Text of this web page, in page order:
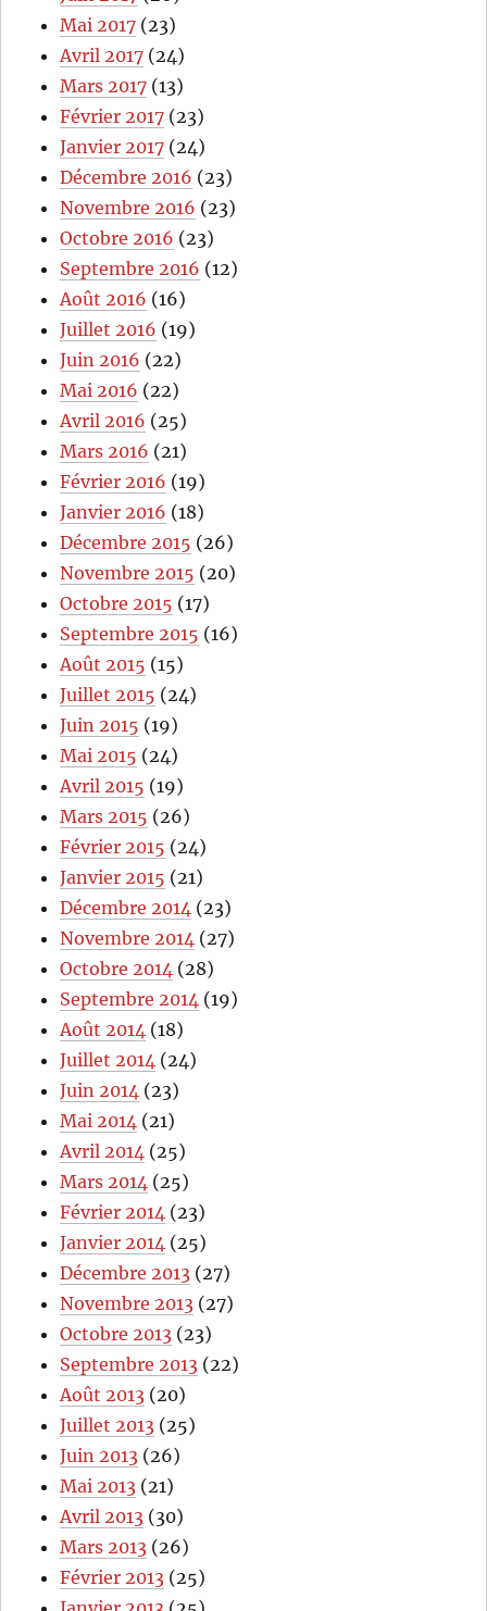
Mai 2017 (23)
Avril 2017 (24)
Mars 2017 (13)
Février 2017 (23)
Janvier 2017 (24)
Décembre 2016 (23)
Novembre 2016 (23)
Octobre 2016 (23)
Septembre 2016 (12)
Août 2016 (16)
Juillet 2016 (19)
Juin 2016 (22)
Mai 2016 (22)
Avril 2016 (25)
Mars 2016 (21)
Février 2016 (19)
Janvier 2016 (18)
Décembre 2015 (26)
Novembre 2015 (20)
Octobre 2015 (17)
Septembre 2015 (16)
Août 2015 (15)
Juillet 2015 (24)
Juin 2015 (19)
Mai 2015 (24)
Avril 2015 (19)
Mars 2015 (26)
Février 2015 (24)
Janvier 2015 (21)
Décembre 2014 (23)
Novembre 2014 (27)
Octobre 2014 (28)
Septembre 2014 (19)
Août 2014 (18)
Juillet 2014 (24)
Juin 2014 (23)
Mai 2014 (21)
Avril 2014 (25)
Mars 2014 (25)
Février 2014 (23)
Janvier 2014 (25)
Décembre 2013 (27)
Novembre 2013 (27)
Octobre 2013 (23)
Septembre 2013 (22)
Août 2013 (20)
Juillet 2013 (25)
Juin 2013 (26)
Mai 2013 (21)
Avril 2013 (30)
Mars 2013 (26)
Février 2013 (25)